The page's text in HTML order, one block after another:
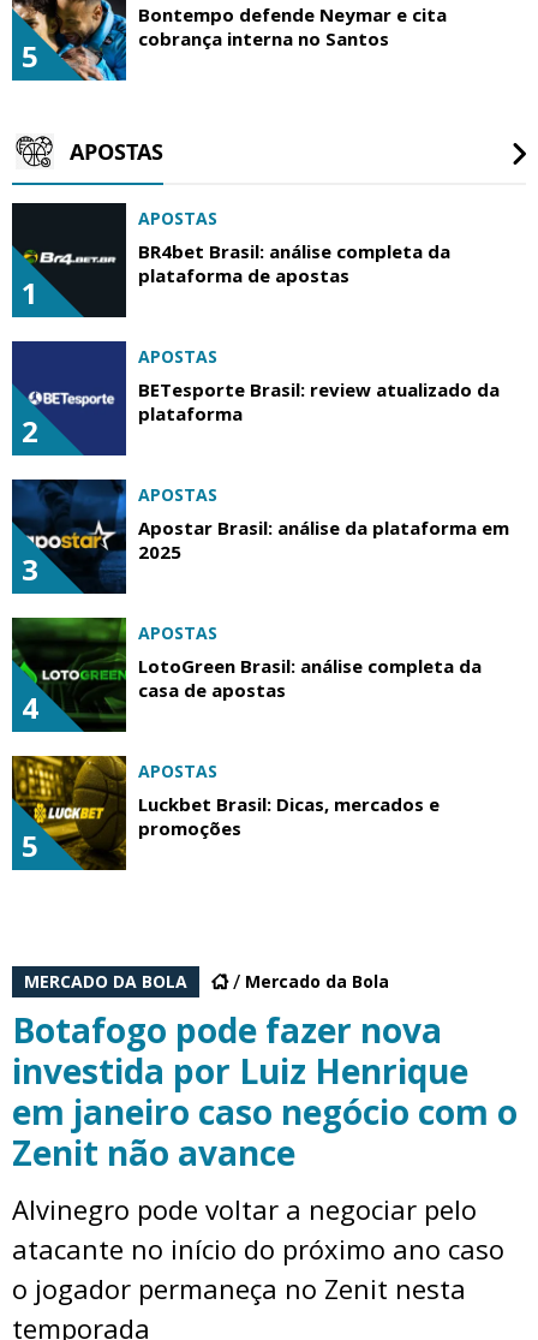
5
Bontempo defende Neymar e cita
cobrança interna no Santos
APOSTAS
1
APOSTAS
BR4bet Brasil: análise completa da
plataforma de apostas
2
APOSTAS
BETesporte Brasil: review atualizado da
plataforma
3
APOSTAS
Apostar Brasil: análise da plataforma em
2025
4
APOSTAS
LotoGreen Brasil: análise completa da
casa de apostas
5
APOSTAS
Luckbet Brasil: Dicas, mercados e
promoções
MERCADO DA BOLA Mercado da Bola
Botafogo pode fazer nova
investida por Luiz Henrique
em janeiro caso negócio com o
Zenit não avance
Alvinegro pode voltar a negociar pelo
atacante no início do próximo ano caso
o jogador permaneça no Zenit nesta
temporada